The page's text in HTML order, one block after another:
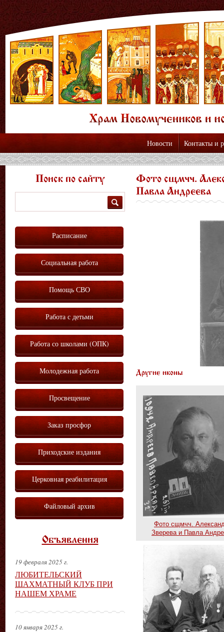
Новости Контакты и
Фото сщмчч.
Павла Андреева
Другие иконы
Фото сщмчч.
Зверева и Павла
Поиск по сайту
Расписание
Социальная работа
Помощь СВО
Работа с детьми
Работа со школами (ОПК)
Молодежная работа
Просвещение
Заказ просфор
Приходские издания
Церковная реабилитация
Файловый архив
Объявления
19 февраля 2025 г.
ЛЮБИТЕЛЬСКИЙ
ШАХМАТНЫЙ КЛУБ ПРИ
НАШЕМ ХРАМЕ
10 января 2025 г.